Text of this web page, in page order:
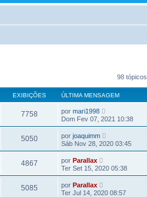
98 tópicos
EXIBIÇÕES ÚLTIMA MENSAGEM
7758 por mari1998
Dom Fev 07, 2021 10:38
5050 por joaquimm
Sáb Nov 28, 2020 03:45
4867 por Parallax
Ter Set 15, 2020 05:38
5085 por Parallax
Ter Jul 14, 2020 08:57